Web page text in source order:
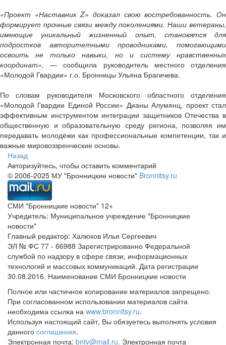
«Проект «Наставник Z» доказал свою востребованность. Он
формирует прочные связи между поколениями. Наши ветераны,
имеющие уникальный жизненный опыт, становятся для
подростков авторитетными проводниками, помогающими
освоить не только навыки, но и систему нравственных
координат», — сообщила руководитель местного отделения
«Молодой Гвардии» г.о. Бронницы Ульяна Брагичева.
По словам руководителя Московского областного отделения
«Молодой Гвардии Единой России» Дианы Алумянц, проект стал
эффективным инструментом интеграции защитников Отечества в
общественную и образовательную среду региона, позволяя им
передавать молодёжи как профессиональные компетенции, так и
важные мировоззренческие основы.
Назад
Авторизуйтесь, чтобы оставить комментарий
© 2006-2025 МУ "Бронницкие новости" Bronnitsy.ru
СМИ "Бронницкие новости" 12+
Учредитель: Муниципальное учреждение "Бронницкие
новости"
Главный редактор: Халюков Илья Сергеевич
ЭЛ № ФС 77 - 66988 Зарегистрированно Федеральной
службой по надзору в сфере связи, информационных
технологий и массовых коммуникаций. Дата регистрации
30.08.2016. Наименование СМИ Бронницкие новости
Полное или частичное копирование материалов запрещено.
При согласованном использовании материалов сайта
необходима ссылка на www.bronnitsy.ru.
Используя настоящий сайт, Вы обязуетесь выполнять условия
данного соглашения.
Электронная почта: bntv@mail.ru. Электронная почта